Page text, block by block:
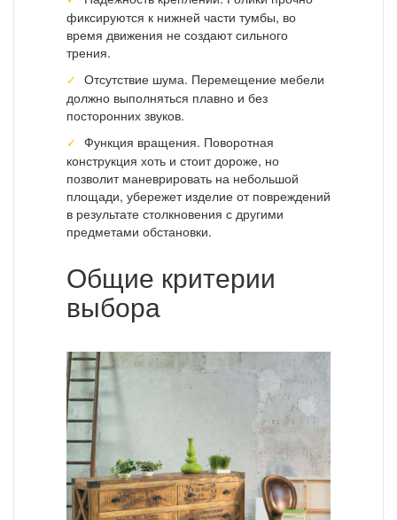
фиксируются к нижней части тумбы, во
время движения не создают сильного
трения.
Отсутствие шума. Перемещение мебели
должно выполняться плавно и без
посторонних звуков.
Функция вращения. Поворотная
конструкция хоть и стоит дороже, но
позволит маневрировать на небольшой
площади, убережет изделие от повреждений
в результате столкновения с другими
предметами обстановки.
Общие критерии
выбора